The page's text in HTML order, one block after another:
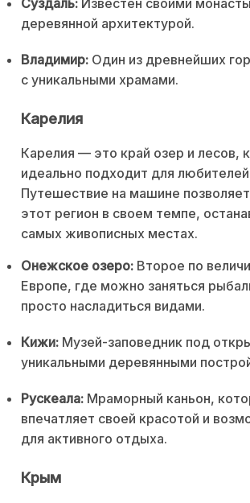
деревянной архитектурой.
Владимир: Один из древнейших
с уникальными храмами.
Карелия
Карелия — это край озер и лесов,
идеально подходит для
Путешествие на машине
этот регион в своем темпе,
самых живописных местах.
Онежское озеро: Второе по
Европе, где можно заняться
просто насладиться видами.
Кижи: Музей-заповедник под
уникальными деревянными
Рускеала: Мраморный каньон,
впечатляет своей красотой и
для активного отдыха.
Крым